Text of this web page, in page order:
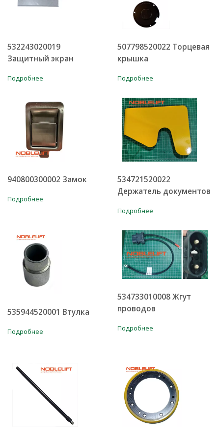
532243020019
Защитный экран
Подробнее
507798520022 Торцевая
крышка
Подробнее
940800300002 Замок
Подробнее
534721520022
Держатель документов
Подробнее
535944520001 Втулка
Подробнее
534733010008 Жгут
проводов
Подробнее